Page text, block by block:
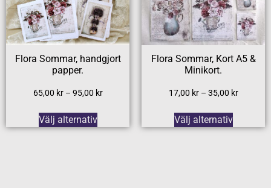
Flora Sommar, handgjort
papper.
65,00 kr – 95,00 kr
Välj alternativ
Flora Sommar, Kort A5 &
Minikort.
17,00 kr – 35,00 kr
Välj alternativ